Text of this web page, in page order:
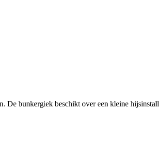
bunkergiek beschikt over een kleine